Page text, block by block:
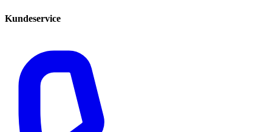
Kundeservice